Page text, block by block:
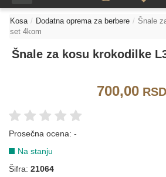
Kosa Dodatna oprema za berbere
Šnale
set 4kom
Šnale za kosu krokodilke
700,00RSD
Prosečna ocena: -
Na stanju
Šifra: 21064